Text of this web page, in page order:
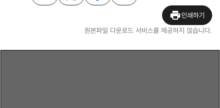
인쇄하기
원본파일 다운로드 서비스를 제공하지 않습니다.